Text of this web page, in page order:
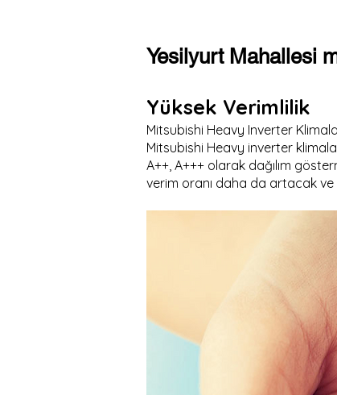
Yesilyurt Mahallesi
Yüksek Verimlilik
Mitsubishi Heavy Inverter
Mitsubishi Heavy inverter
A++, A+++ olarak dağılım
verim oranı daha da artacak